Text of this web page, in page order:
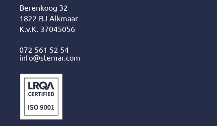
Berenkoog 32
1822 BJ Alkmaar
K.v.K. 37045056
072 561 52 54
info@stemar.com